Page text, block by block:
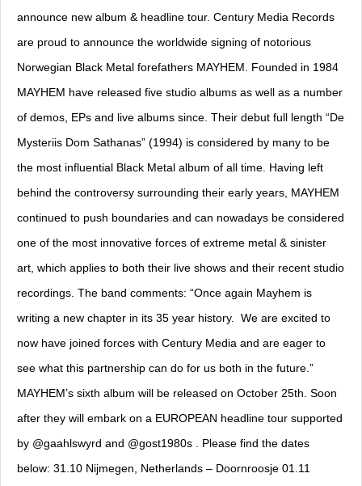
announce new album & headline tour. Century Media Records
are proud to announce the worldwide signing of notorious
Norwegian Black Metal forefathers MAYHEM. Founded in 1984
MAYHEM have released five studio albums as well as a number
of demos, EPs and live albums since. Their debut full length “De
Mysteriis Dom Sathanas” (1994) is considered by many to be
the most influential Black Metal album of all time. Having left
behind the controversy surrounding their early years, MAYHEM
continued to push boundaries and can nowadays be considered
one of the most innovative forces of extreme metal & sinister
art, which applies to both their live shows and their recent studio
recordings. The band comments: “Once again Mayhem is
writing a new chapter in its 35 year history. We are excited to
now have joined forces with Century Media and are eager to
see what this partnership can do for us both in the future.”
MAYHEM’s sixth album will be released on October 25th. Soon
after they will embark on a EUROPEAN headline tour supported
by @gaahlswyrd and @gost1980s . Please find the dates
below: 31.10 Nijmegen, Netherlands – Doornroosje 01.11